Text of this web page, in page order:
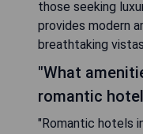
those seeking
provides modern
breathtaking
"What
romantic
"Romantic hotels